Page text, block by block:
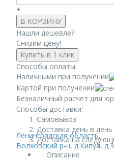
Ленинградская область,
Волховский р-н, д.Кипуя,
+
В КОРЗИНУ
Нашли дешевле?
Снизим цену!
Купить в 1 клик
Способы оплаты:
Наличными при получении
Картой при получении
Безналичный расчет для
Способы доставки:
Самовывоз
Доставка день в
Доставка на
Описание